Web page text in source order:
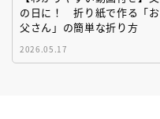
の日に！ 折り紙で作る「お
父さん」の簡単な折り方
2026.05.17